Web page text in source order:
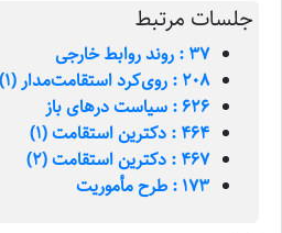
جلسات مرتبط
37 : روند روابط خارجی
208 : روی‌کرد استقامت‌مدار (1)
626 : سیاست درهای باز
464 : دکترین استقامت (1)
467 : دکترین استقامت (2)
173 : طرح مأموریت